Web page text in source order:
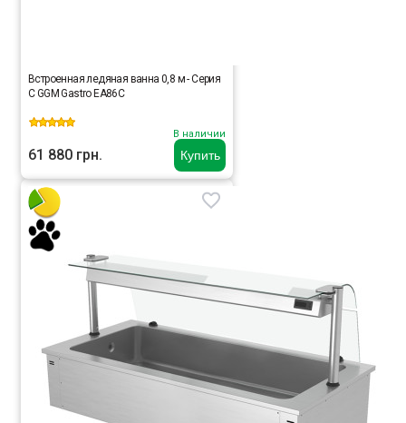
Купить
Встроенная ледяная ванна 0,8 м - Серия
C GGM Gastro EA86C
В наличии
61 880 грн.